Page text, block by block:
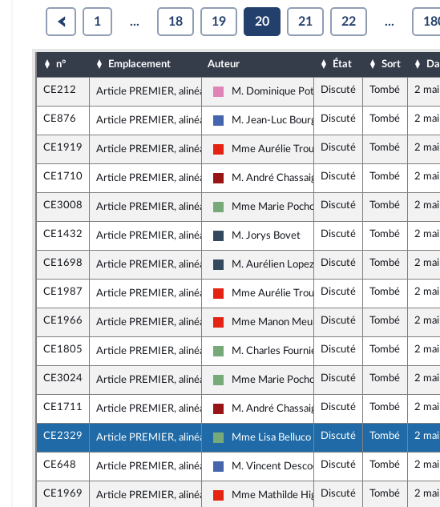
1 ... 18 19 20 21 22 ...
n° Emplacement Auteur État Sort
CE212 Article PREMIER, alinéa 13
Socialistes et apparentés
M. Dominique PotierDiscuté Tombé 2
CE876 Article PREMIER, alinéa 13
Les Républicains
M. Jean-Luc BourgeauxDiscuté Tombé 2
CE1919 Article PREMIER, alinéa 13
La France insoumise - Nouvelle Union Populaire
Mme Aurélie TrouvéDiscuté Tombé 2
CE1710 Article PREMIER, alinéa 13
Gauche démocrate et républicaine - NUPES
M. André ChassaigneDiscuté Tombé 2
CE3008 Article PREMIER, alinéa 13
Écologiste - NUPES
Mme Marie Pochon Discuté Tombé 2
CE1432 Article PREMIER, alinéa 13
Rassemblement National
M. Jorys Bovet Discuté Tombé 2
CE1698 Article PREMIER, alinéa 13
Rassemblement National
M. Aurélien Lopez-Liguori
Discuté Tombé 2
CE1987 Article PREMIER, alinéa 13
La France insoumise - Nouvelle Union Populaire
Mme Aurélie TrouvéDiscuté Tombé 2
CE1966 Article PREMIER, alinéa 13
La France insoumise - Nouvelle Union Populaire
Mme Manon MeunierDiscuté Tombé 2
CE1805 Article PREMIER, alinéa 13
Écologiste - NUPES
M. Charles Fournier Discuté Tombé 2
CE3024 Article PREMIER, alinéa 13
Écologiste - NUPES
Mme Marie Pochon Discuté Tombé 2
CE1711 Article PREMIER, alinéa 13
Gauche démocrate et républicaine - NUPES
M. André ChassaigneDiscuté Tombé 2
CE2329 Article PREMIER, alinéa 13
Écologiste - NUPES
Mme Lisa Belluco Discuté Tombé 2
CE648 Article PREMIER, alinéa 13
Les Républicains
M. Vincent DescoeurDiscuté Tombé 2
CE1969 Article PREMIER, alinéa 13
La France insoumise - Nouvelle Union Populaire
Mme Mathilde HignetDiscuté Tombé 2